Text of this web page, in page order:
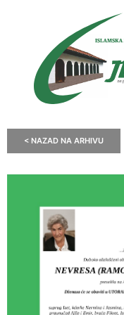
< NAZAD NA ARHIVU